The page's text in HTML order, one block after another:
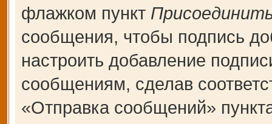
флажком пункт
сообщения, чтобы подпись
настроить добавление
сообщениям, сделав
«Отправка сообщений»